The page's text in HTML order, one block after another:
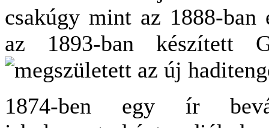
csakúgy mint az 1888-
az 1893-ban készített
megszületett az új
1874-ben egy ír